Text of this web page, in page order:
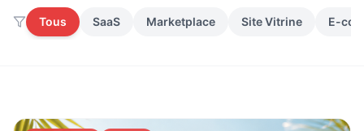
Tous SaaS Marketplace Site Vitrine E-